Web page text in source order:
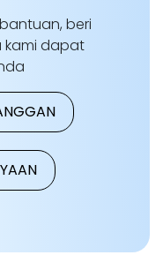
beri
kami dapat